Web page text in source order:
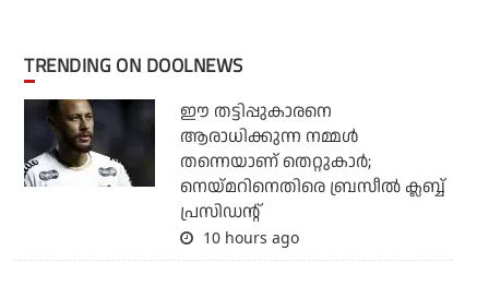
TRENDING ON DOOLNEWS
ഈ തട്ടിപ്പുകാരനെ
ആരാധിക്കുന്ന നമ്മള്‍
തന്നെയാണ് തെറ്റുകാര്‍;
നെയ്മറിനെതിരെ ബ്രസീല്‍ ക്ലബ്ബ്
പ്രസിഡന്റ്
10 hours ago